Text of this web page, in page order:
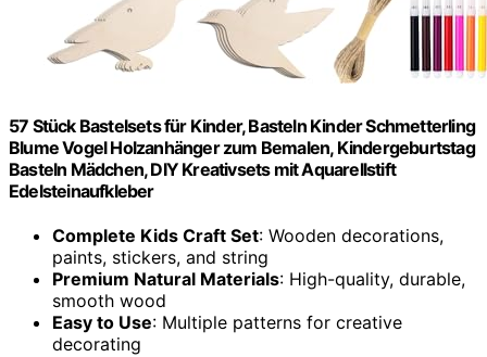
57 Stück Bastelsets für Kinder, Basteln Kinder Schmetterling
Blume Vogel Holzanhänger zum Bemalen, Kindergeburtstag
Basteln Mädchen, DIY Kreativsets mit Aquarellstift
Edelsteinaufkleber
Complete Kids Craft Set: Wooden decorations,
paints, stickers, and string
Premium Natural Materials: High-quality, durable,
smooth wood
Easy to Use: Multiple patterns for creative
decorating